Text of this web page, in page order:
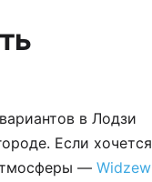
в Лодзи
Если хочется
— Widzew